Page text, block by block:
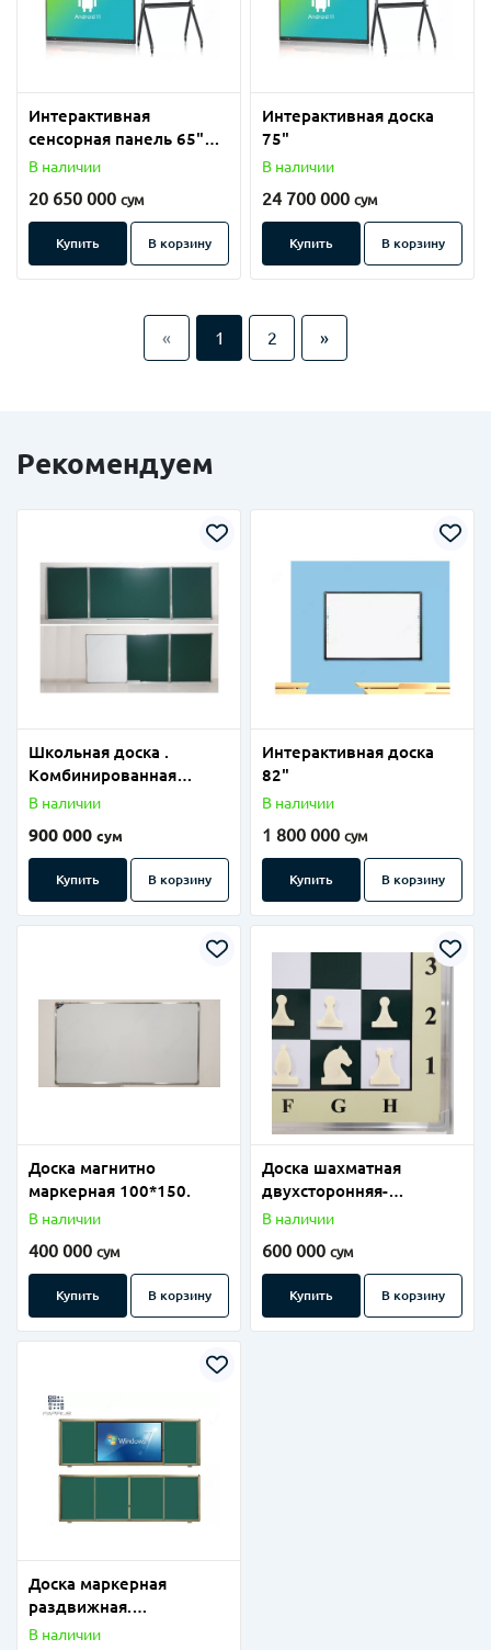
Интерактивная
сенсорная панель 65"
Android 14/8/128GB
В наличии
20 650 000 сум
Купить В корзину
Интерактивная доска
75"
В наличии
24 700 000 сум
Купить В корзину
« 1 2 »
Рекомендуем
Школьная доска .
Комбинированная
100х300.
В наличии
900 000 сум
Купить В корзину
Интерактивная доска
82"
В наличии
1 800 000 сум
Купить В корзину
Доска магнитно
маркерная 100*150.
В наличии
400 000 сум
Купить В корзину
Доска шахматная
двухсторонняя-
маркерная 100х100.
В наличии
600 000 сум
Купить В корзину
Доска маркерная
раздвижная.
(114х360см)
В наличии